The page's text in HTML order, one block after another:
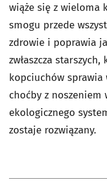
wiąże się z wieloma
smogu przede
zdrowie i poprawia
zwłaszcza
kopciuchów sprawia
choćby z noszeniem
ekologicznego
zostaje rozwiązany.